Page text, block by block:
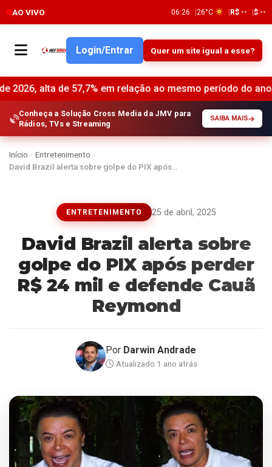
AO VIVO 06:26 26°C R$ -- $ --
Login/Entrar Quer um site igual a esse?
57,7% em relação ao mesmo período do ano anterior •
Conheça a Solução Cross Media da JMV para
Rádios, TVs e Streaming
SAIBA MAIS
Início › Entretenimento ›
David Brazil alerta sobre golpe do PIX após…
ENTRETENIMENTO 25 de abril, 2025
David Brazil alerta sobre
golpe do PIX após perder
R$ 24 mil e defende Cauã
Reymond
Por Darwin Andrade
Atualizado 1 ano atrás